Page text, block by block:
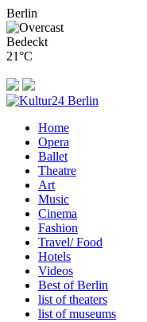
Berlin
Bedeckt
21°C
Home
Opera
Ballet
Theatre
Art
Music
Cinema
Fashion
Travel/ Food
Hotels
Videos
Best of Berlin
list of theaters
list of museums